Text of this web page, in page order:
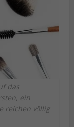
das
ein
reichen völlig